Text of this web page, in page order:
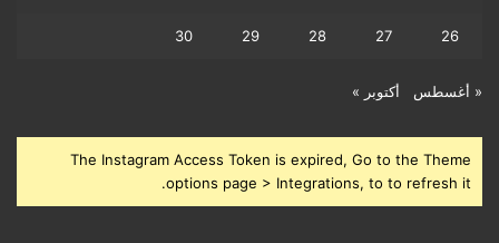
26
27
28
29
30
« أغسطس أكتوبر »
The Instagram Access Token is expired, Go to the Theme
options page > Integrations, to to refresh it.